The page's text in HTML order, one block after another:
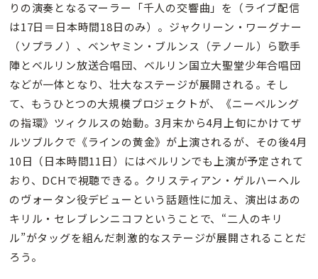
りの演奏となるマーラー「千人の交響曲」を（ライブ配信
は17日＝日本時間18日のみ）。ジャクリーン・ワーグナー
（ソプラノ）、ベンヤミン・ブルンス（テノール）ら歌手
陣とベルリン放送合唱団、ベルリン国立大聖堂少年合唱団
などが一体となり、壮大なステージが展開される。そし
て、もうひとつの大規模プロジェクトが、《ニーベルング
の指環》ツィクルスの始動。3月末から4月上旬にかけてザ
ルツブルクで《ラインの黄金》が上演されるが、その後4月
10日（日本時間11日）にはベルリンでも上演が予定されて
おり、DCHで視聴できる。クリスティアン・ゲルハーヘル
のヴォータン役デビューという話題性に加え、演出はあの
キリル・セレブレンニコフということで、“二人のキリ
ル”がタッグを組んだ刺激的なステージが展開されることだ
ろう。